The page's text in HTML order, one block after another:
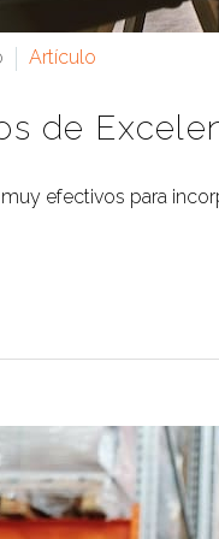
Artículo
de
efectivos para